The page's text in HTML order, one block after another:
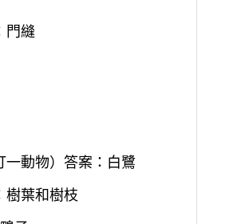
門縫
一動物）答案：白鷺
樹葉和樹枝